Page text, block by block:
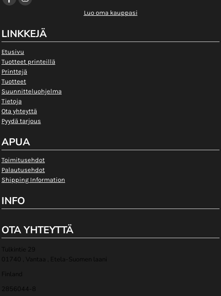
Luo oma kauppasi
LINKKEJÄ
Etusivu
Tuotteet printeillä
Printtejä
Tuotteet
Suunnitteluohjelma
Tietoja
Ota yhteyttä
Pyydä tarjous
APUA
Toimitusehdot
Palautusehdot
Shipping Information
INFO
OTA YHTEYTTÄ
Tulkintie 29
01740 , Vantaa , Etela-Suomen laani
Finland
2856044-8